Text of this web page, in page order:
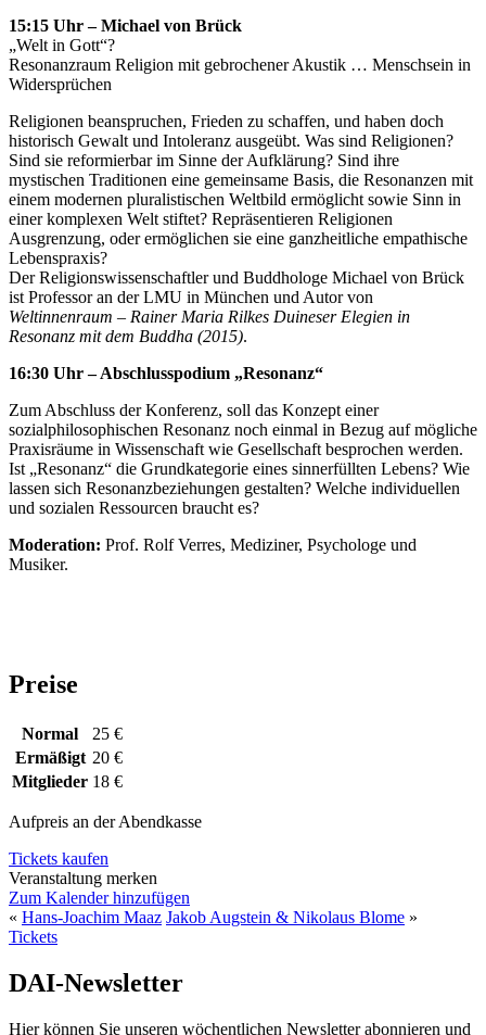
15:15 Uhr – Michael von Brück
„Welt in Gott“?
Resonanzraum Religion mit gebrochener Akustik … Menschsein in
Widersprüchen
Religionen beanspruchen, Frieden zu schaffen, und haben doch
historisch Gewalt und Intoleranz ausgeübt. Was sind Religionen?
Sind sie reformierbar im Sinne der Aufklärung? Sind ihre
mystischen Traditionen eine gemeinsame Basis, die Resonanzen mit
einem modernen pluralistischen Weltbild ermöglicht sowie Sinn in
einer komplexen Welt stiftet? Repräsentieren Religionen
Ausgrenzung, oder ermöglichen sie eine ganzheitliche empathische
Lebenspraxis?
Der Religionswissenschaftler und Buddhologe Michael von Brück
ist Professor an der LMU in München und Autor von
Weltinnenraum – Rainer Maria Rilkes Duineser Elegien in
Resonanz mit dem Buddha (2015).
16:30 Uhr – Abschlusspodium „Resonanz“
Zum Abschluss der Konferenz, soll das Konzept einer
sozialphilosophischen Resonanz noch einmal in Bezug auf mögliche
Praxisräume in Wissenschaft wie Gesellschaft besprochen werden.
Ist „Resonanz“ die Grundkategorie eines sinnerfüllten Lebens? Wie
lassen sich Resonanzbeziehungen gestalten? Welche individuellen
und sozialen Ressourcen braucht es?
Moderation: Prof. Rolf Verres, Mediziner, Psychologe und
Musiker.
Preise
Normal
25 €
Ermäßigt 20 €
Mitglieder 18 €
Aufpreis an der Abendkasse
Tickets kaufen
Veranstaltung merken
Zum Kalender hinzufügen
« Hans-Joachim Maaz Jakob Augstein & Nikolaus Blome »
Tickets
DAI-Newsletter
Hier können Sie unseren wöchentlichen Newsletter abonnieren und